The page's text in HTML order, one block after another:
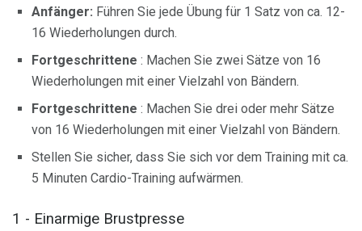
Anfänger: Führen Sie jede Übung für 1 Satz von ca. 12-
16 Wiederholungen durch.
Fortgeschrittene : Machen Sie zwei Sätze von 16
Wiederholungen mit einer Vielzahl von Bändern.
Fortgeschrittene : Machen Sie drei oder mehr Sätze
von 16 Wiederholungen mit einer Vielzahl von Bändern.
Stellen Sie sicher, dass Sie sich vor dem Training mit ca.
5 Minuten Cardio-Training aufwärmen.
1 - Einarmige Brustpresse